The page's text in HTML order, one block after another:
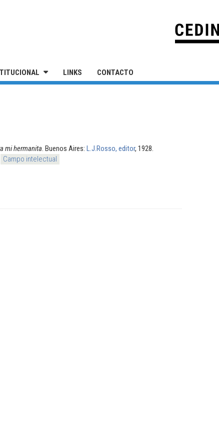
LINKS CONTACTO
mi hermanita . Buenos Aires: L.J.Rosso, editor, 1928.
Campo intelectual